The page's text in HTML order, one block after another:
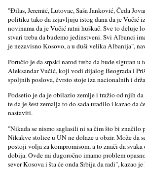
"Đilas, Jeremić, Lutovac, Saša Janković, Čeda
politiku tako da izjavlјuju istog dana da je Vučić
novinama da je Vučić ratni huškač. Sve to deluje
stvari treba da budemo jedinstveni. Svi Albanci
je nezavisno Kosovo, a u duši velika Albanija",
Poručio je da srpski narod treba da bude siguran u
Aleksandar Vučić, koji vodi dijalog Beograda i
spolјnih poslova, čvrsto stoje iza nacionalnih i
Podsetio je da je obilazio zemlјe i tražio od njih
te da je šest zemalјa to do sada uradilo i kazao da
nastaviti.
"Nikada se nismo saglasili ni sa čim što bi značilo
Nikakve stolice u UN ne dolaze u obzir. Može da
postoji volјa za kompromisom, a to znači da svaka
dobija. Ovde mi dugoročno imamo problem
sever Kosova i šta će onda Srbija da radi", kazao je